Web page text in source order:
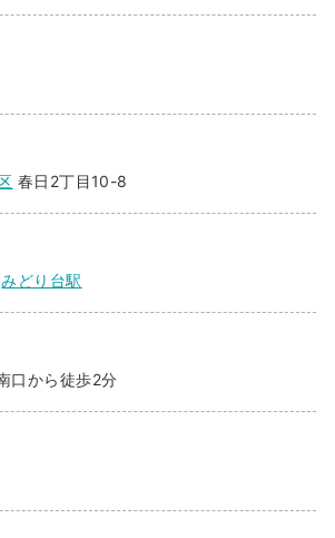
春日2丁目10-8
みどり台駅
口から徒歩2分